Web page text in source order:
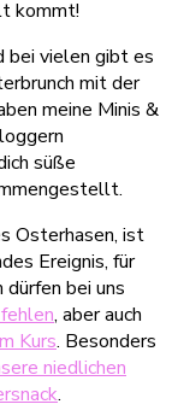
kommt!
bei vielen gibt es
mit der
meine Minis &
süße
Osterhasen, ist
Ereignis, für
bei uns
, aber auch
Kurs. Besonders
niedlichen
.